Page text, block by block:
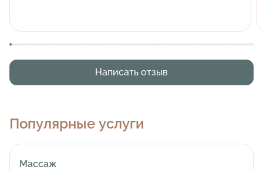
Написать отзыв
Популярные услуги
Массаж